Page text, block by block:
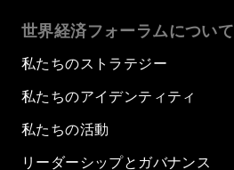
世界経済フォーラムについて
私たちのストラテジー
私たちのアイデンティティ
私たちの活動
リーダーシップとガバナンス